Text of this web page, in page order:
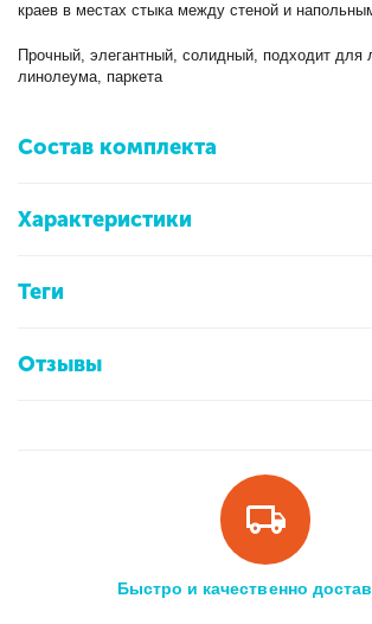
краев в местах стыка между стеной и
Прочный, элегантный, солидный, подходит для
линолеума, паркета
Состав комплекта
Характеристики
Теги
Отзывы
Быстро и качественно